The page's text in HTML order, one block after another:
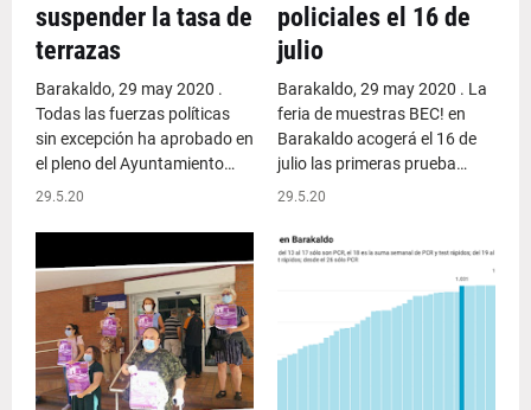
suspender la tasa de
terrazas
Barakaldo, 29 may 2020 .
Todas las fuerzas políticas
sin excepción ha aprobado en
el pleno del Ayuntamiento…
29.5.20
policiales el 16 de
julio
Barakaldo, 29 may 2020 . La
feria de muestras BEC! en
Barakaldo acogerá el 16 de
julio las primeras prueba…
29.5.20